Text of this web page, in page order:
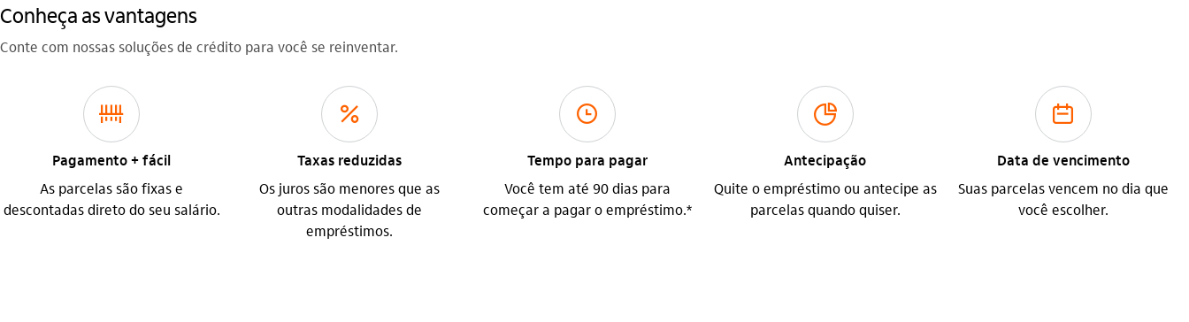
Conheça as vantagens
Conte com nossas soluções de crédito para você se reinventar.
icon-itaufonts_pagamentos_contas
Pagamento + fácil
As parcelas são fixas e
descontadas direto do seu salário.
juros
Taxas reduzidas
Os juros são menores que as
outras modalidades de
empréstimos.
relogio_outline
Tempo para pagar
Você tem até 90 dias para
começar a pagar o empréstimo.*
parcelamento_outline
Antecipação
Quite o empréstimo ou antecipe as
parcelas quando quiser.
calendario_outline
Data de vencimento
Suas parcelas vencem no dia que
você escolher.